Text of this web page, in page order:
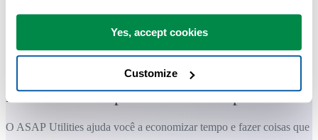
Yes, accept cookies
Customize
Excel.
Economize tempo no Excel. Simples assim.
O ASAP Utilities ajuda você a economizar tempo e fazer coisas que o